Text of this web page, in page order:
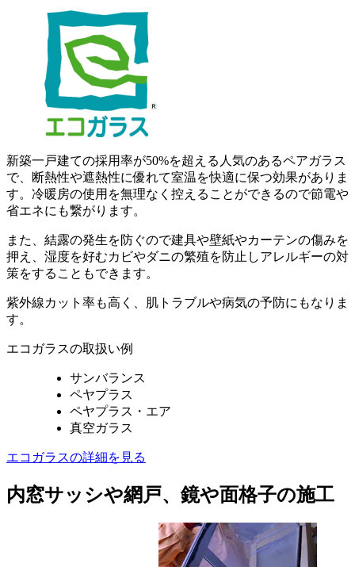
新築一戸建ての採用率が50%を超える人気のあるペアガラス
で、断熱性や遮熱性に優れて室温を快適に保つ効果がありま
す。冷暖房の使用を無理なく控えることができるので節電や
省エネにも繋がります。
また、結露の発生を防ぐので建具や壁紙やカーテンの傷みを
押え、湿度を好むカビやダニの繁殖を防止しアレルギーの対
策をすることもできます。
紫外線カット率も高く、肌トラブルや病気の予防にもなりま
す。
エコガラスの取扱い例
サンバランス
ペヤプラス
ペヤプラス・エア
真空ガラス
エコガラスの詳細を見る
内窓サッシや網戸、鏡や面格子の施工